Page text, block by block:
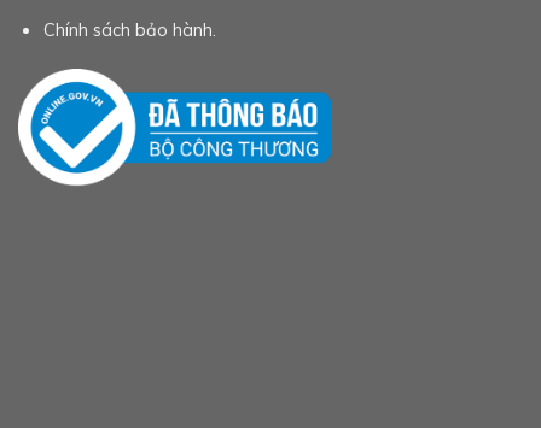
Chính sách bảo hành.